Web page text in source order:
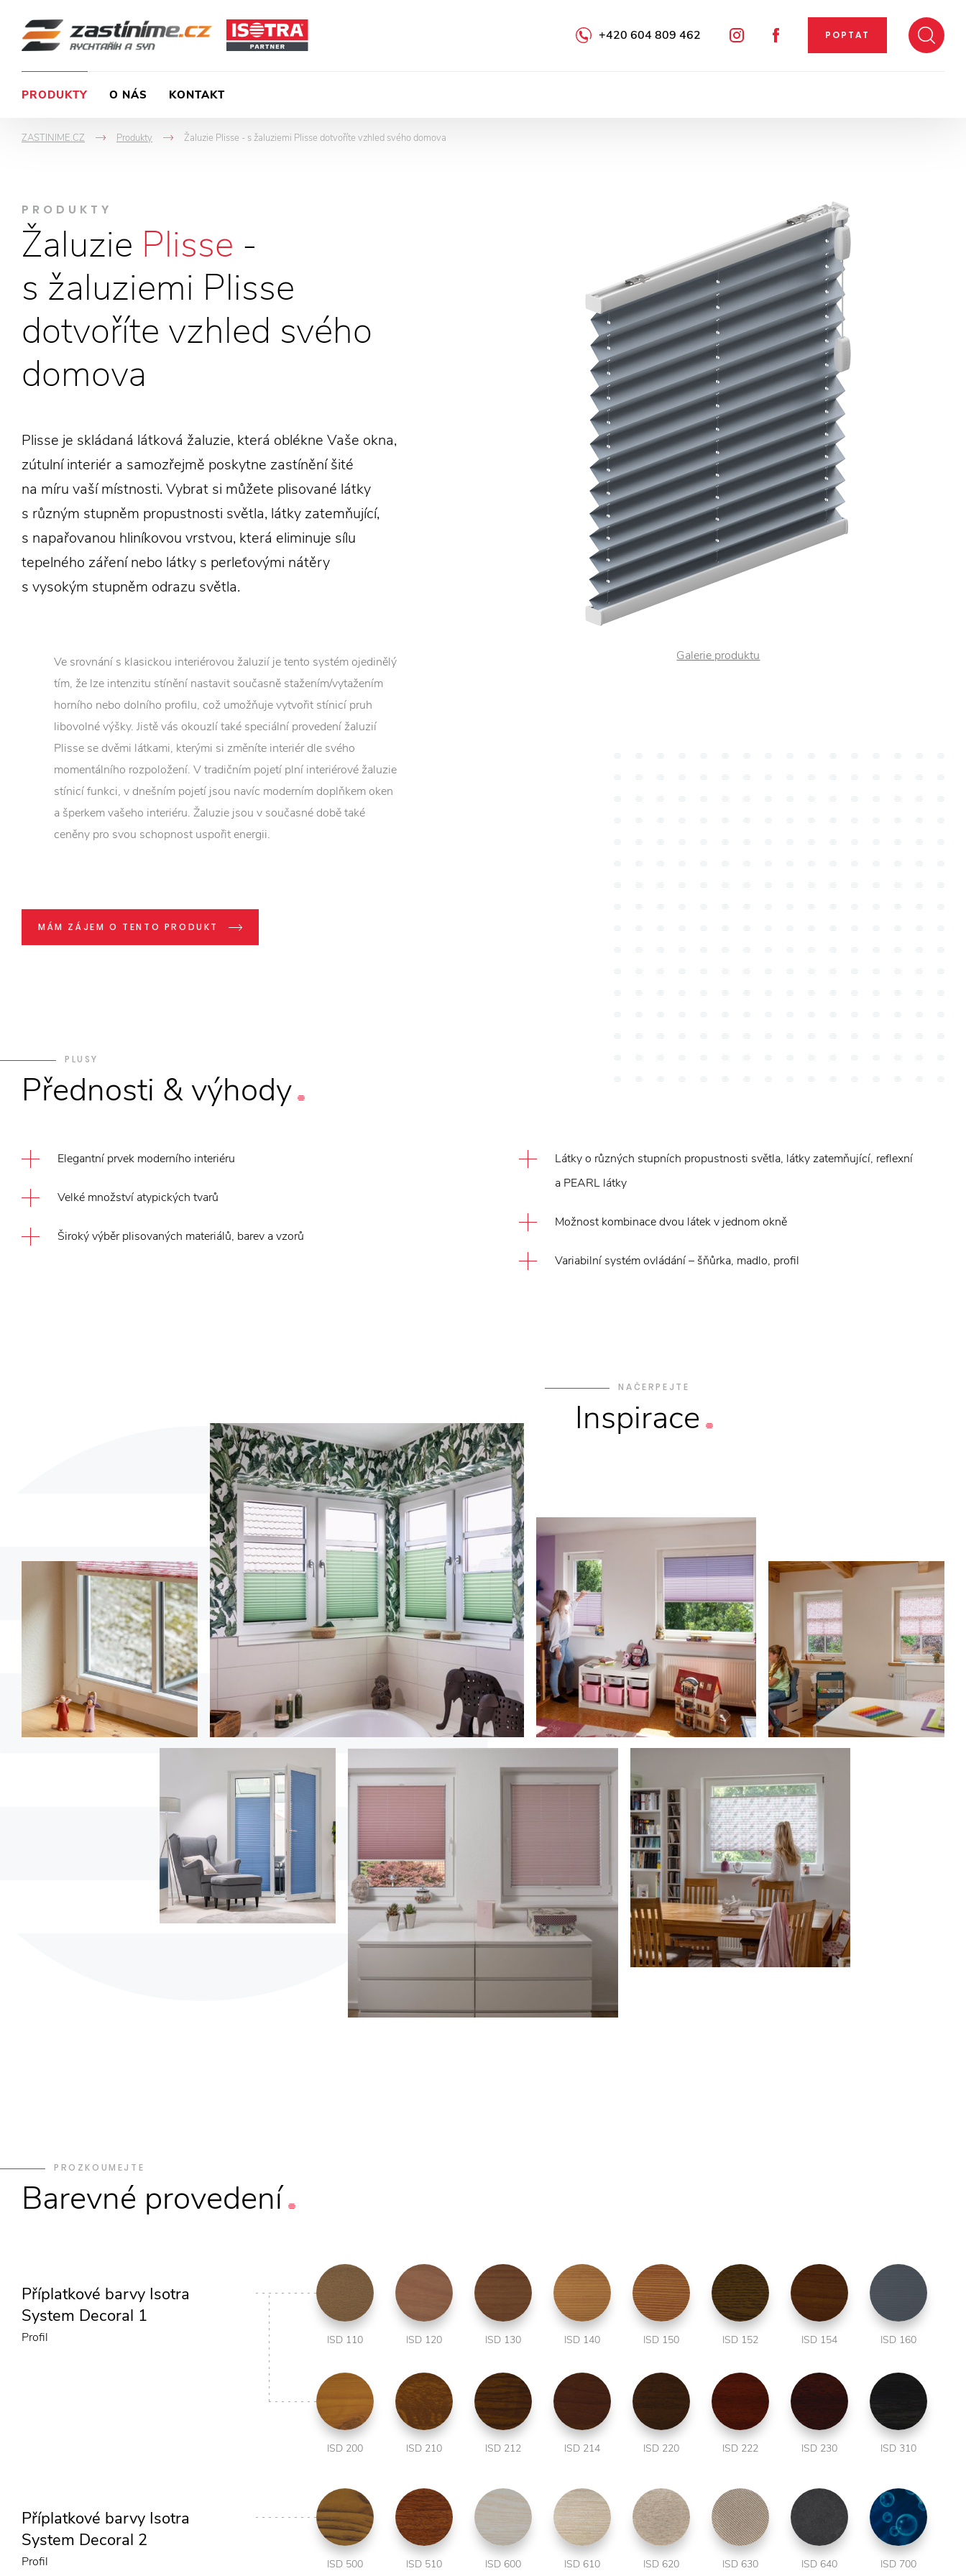
POPTAT
Facebook
Instagram
+420 604 809 462
PRODUKTY O NÁS KONTAKT
ZASTINIME.CZ
->
Produkty Žaluzie Plisse - s žaluziemi Plisse dotvoříte vzhled svého domova
PRODUKTY
Žaluzie Plisse -
s žaluziemi Plisse
dotvoříte vzhled svého
domova
Galerie produktu
Plisse je skládaná látková žaluzie, která oblékne Vaše okna,
zútulní interiér a samozřejmě poskytne zastínění šité
na míru vaší místnosti. Vybrat si můžete plisované látky
s různým stupněm propustnosti světla, látky zatemňující,
s napařovanou hliníkovou vrstvou, která eliminuje sílu
tepelného záření nebo látky s perleťovými nátěry
s vysokým stupněm odrazu světla.
Ve srovnání s klasickou interiérovou žaluzií je tento systém ojedinělý
tím, že lze intenzitu stínění nastavit současně stažením/vytažením
horního nebo dolního profilu, což umožňuje vytvořit stínicí pruh
libovolné výšky. Jistě vás okouzlí také speciální provedení žaluzií
Plisse se dvěmi látkami, kterými si změníte interiér dle svého
momentálního rozpoložení. V tradičním pojetí plní interiérové žaluzie
stínicí funkci, v dnešním pojetí jsou navíc moderním doplňkem oken
a šperkem vašeho interiéru. Žaluzie jsou v současné době také
ceněny pro svou schopnost uspořit energii.
MÁM ZÁJEM O TENTO PRODUKT
PLUSY
Přednosti &výhody
Elegantní prvek moderního interiéru
Velké množství atypických tvarů
Široký výběr plisovaných materiálů, barev a vzorů
Látky o různých stupních propustnosti světla, látky zatemňující, reflexní
a PEARL látky
Možnost kombinace dvou látek v jednom okně
Variabilní systém ovládání – šňůrka, madlo, profil
NAČERPEJTE
Inspirace
PROZKOUMEJTE
Barevné provedení
Příplatkové barvy Isotra
System Decoral 1
Profil ISD 110 ISD 120 ISD 130 ISD 140 ISD 150 ISD 152 ISD 154 ISD 160
ISD 200 ISD 210 ISD 212 ISD 214 ISD 220 ISD 222 ISD 230 ISD 310
Příplatkové barvy Isotra
System Decoral 2
Profil ISD 500 ISD 510 ISD 600 ISD 610 ISD 620 ISD 630 ISD 640 ISD 700